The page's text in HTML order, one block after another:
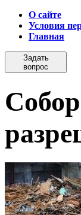
О сайте
Условия
Главная
Задать
вопрос